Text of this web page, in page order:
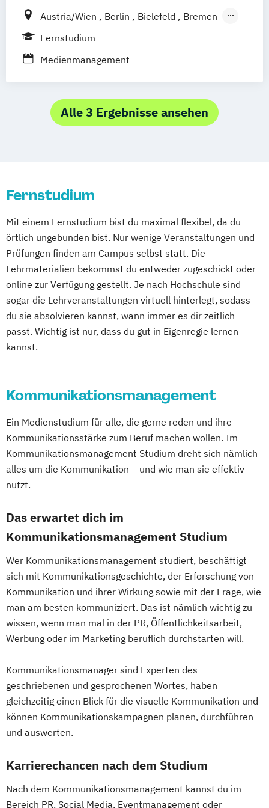
Schwentinental / Kiel
Stein / Nürnberg
Kommunikationsdesign
Prozess- und Produktdesign
Tourismusmanagement
Wirtschaftspsychologie
Wirtschaftspsychologie mit Schwerpunkt
Austria/Wien Berlin Bielefeld
Bremen
Dortmund
Hamburg Hannover
Kaiserslautern/Kusel Kiel Leipzig
Ludwigshafen/Diez München Nürnberg
Online-Fernstudium Regensburg Stade
Fernstudium
Medienmanagement
Alle 3 Ergebnisse ansehen
Fernstudium
Mit einem Fernstudium bist du maximal flexibel, da du
örtlich ungebunden bist. Nur wenige Veranstaltungen und
Prüfungen finden am Campus selbst statt. Die
Lehrmaterialien bekommst du entweder zugeschickt oder
online zur Verfügung gestellt. Je nach Hochschule sind
sogar die Lehrveranstaltungen virtuell hinterlegt, sodass
du sie absolvieren kannst, wann immer es dir zeitlich
passt. Wichtig ist nur, dass du gut in Eigenregie lernen
kannst.
Kommunikationsmanagement
Ein Medienstudium für alle, die gerne reden und ihre
Kommunikationsstärke zum Beruf machen wollen. Im
Kommunikationsmanagement Studium dreht sich nämlich
alles um die Kommunikation – und wie man sie effektiv
nutzt.
Das erwartet dich im
Kommunikationsmanagement Studium
Wer Kommunikationsmanagement studiert, beschäftigt
sich mit Kommunikationsgeschichte, der Erforschung von
Kommunikation und ihrer Wirkung sowie mit der Frage, wie
man am besten kommuniziert. Das ist nämlich wichtig zu
wissen, wenn man mal in der PR, Öffentlichkeitsarbeit,
Werbung oder im Marketing beruflich durchstarten will.
Kommunikationsmanager sind Experten des
geschriebenen und gesprochenen Wortes, haben
gleichzeitig einen Blick für die visuelle Kommunikation und
können Kommunikationskampagnen planen, durchführen
und auswerten.
Karrierechancen nach dem Studium
Nach dem Kommunikationsmanagement kannst du im
Bereich PR, Social Media, Eventmanagement oder